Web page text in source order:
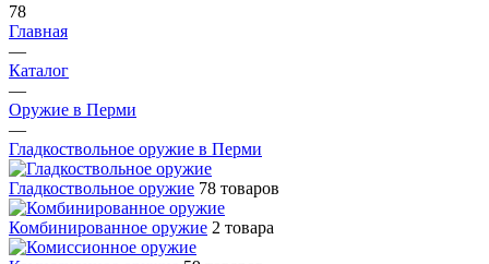
78
Главная
—
Каталог
—
Оружие в Перми
—
Гладкоствольное оружие в Перми
Гладкоствольное оружие 78 товаров
Комбинированное оружие 2 товара